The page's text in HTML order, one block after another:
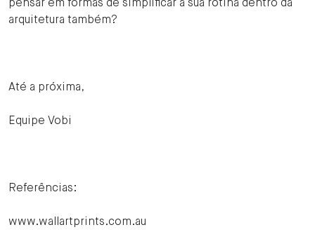
pensar em formas de simplificar a sua rotina dentro da
arquitetura também?
Até a próxima,
Equipe Vobi
Referências:
www.wallartprints.com.au